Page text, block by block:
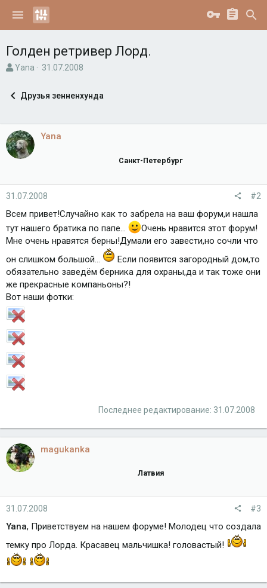
Голден ретривер Лорд.
А
о
т
е
м
ы
Yana
Д
а
а
ч
31.07.2008
Друзья зенненхунда
Yana
Санкт-Петербург
31.07.2008 #2
Всем привет!Случайно как то забрела на ваш форум,и нашла
тут нашего братика по папе...
Очень нравится этот форум!
Мне очень нравятся берны!Думали его завести,но сочли что
он слишком большой...
Если появится загородный дом,то
обязательно заведём берника для охраны,да и так тоже они
же прекрасные компаньоны?!
Вот наши фотки:
Последнее редактирование: 31.07.2008
magukanka
Латвия
31.07.2008 #3
Yana, Приветствуем на нашем форуме! Молодец что создала
темку про Лорда. Красавец мальчишка! головастый!